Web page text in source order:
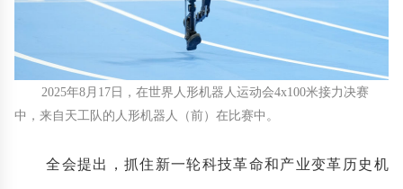
2025年8月17日，在世界人形机器人运动会4x100米接力决赛
中，来自天工队的人形机器人（前）在比赛中。
全会提出，抓住新一轮科技革命和产业变革历史机